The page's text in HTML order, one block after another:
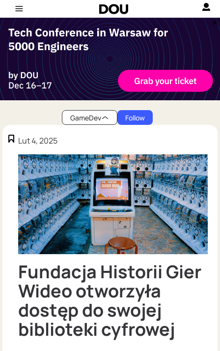
GameDev Follow
Lut 4, 2025
Fundacja Historii Gier
Wideo otworzyła
dostęp do swojej
biblioteki cyfrowej